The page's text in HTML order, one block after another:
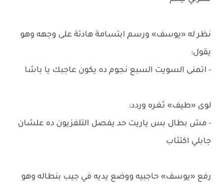
نظر له «يوسف» ورسم ابتسامة هادئة على وجهه وهو
يقول:
- اتمنى السويت السبع نجوم ده يكون عاجبك يا باشا
لوى «طيف» ثغره وردد:
- مش بطال بس ياريت حد يفصل التلفزيون ده علشان
جابلي اكتئاب
رفع «يوسف» حاجبيه ووضع يديه في جيب بنطاله وهو